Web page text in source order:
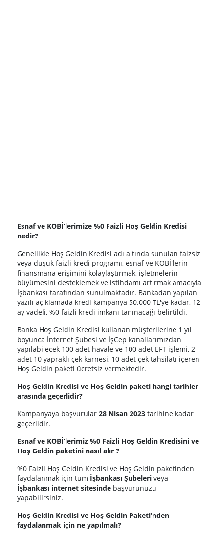
Esnaf ve KOBİ’lerimize %0 Faizli Hoş Geldin Kredisi
nedir?
Genellikle Hoş Geldin Kredisi adı altında sunulan faizsiz
veya düşük faizli kredi programı, esnaf ve KOBİ'lerin
finansmana erişimini kolaylaştırmak, işletmelerin
büyümesini desteklemek ve istihdamı artırmak amacıyla
İşbankası tarafından sunulmaktadır. Bankadan yapılan
yazılı açıklamada kredi kampanya 50.000 TL'ye kadar, 12
ay vadeli, %0 faizli kredi imkanı tanınacağı belirtildi.
Banka Hoş Geldin Kredisi kullanan müşterilerine 1 yıl
boyunca İnternet Şubesi ve İşCep kanallarımızdan
yapılabilecek 100 adet havale ve 100 adet EFT işlemi, 2
adet 10 yapraklı çek karnesi, 10 adet çek tahsilatı içeren
Hoş Geldin paketi ücretsiz vermektedir.
Hoş Geldin Kredisi ve Hoş Geldin paketi hangi tarihler
arasında geçerlidir?
Kampanyaya başvurular 28 Nisan 2023 tarihine kadar
geçerlidir.
Esnaf ve KOBİ’lerimiz %0 Faizli Hoş Geldin Kredisini ve
Hoş Geldin paketini nasıl alır ?
%0 Faizli Hoş Geldin Kredisi ve Hoş Geldin paketinden
faydalanmak için tüm İşbankası Şubeleri veya
İşbankası internet sitesinde başvurunuzu
yapabilirsiniz.
Hoş Geldin Kredisi ve Hoş Geldin Paketi’nden
faydalanmak için ne yapılmalı?